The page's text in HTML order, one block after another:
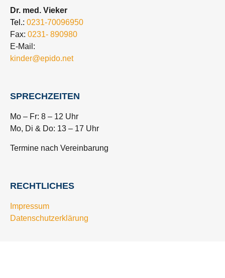
Dr. med. Vieker
Tel.: 0231-70096950
Fax: 0231- 890980
E-Mail:
kinder@epido.net
SPRECHZEITEN
Mo – Fr: 8 – 12 Uhr
Mo, Di & Do: 13 – 17 Uhr
Termine nach Vereinbarung
RECHTLICHES
Impressum
Datenschutzerklärung